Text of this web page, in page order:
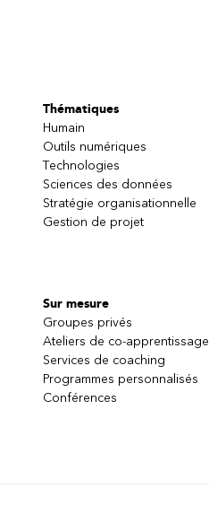
Thématiques
Humain
Outils numériques
Technologies
Sciences des données
Stratégie organisationnelle
Gestion de projet
Sur mesure
Groupes privés
Ateliers de co-apprentissage
Services de coaching
Programmes personnalisés
Conférences